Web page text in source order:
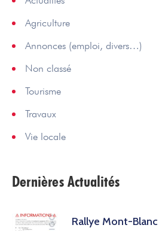
Agriculture
Annonces (emploi, divers…)
Non classé
Tourisme
Travaux
Vie locale
Dernières Actualités
Rallye Mont-